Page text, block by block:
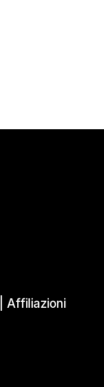
Affiliazioni